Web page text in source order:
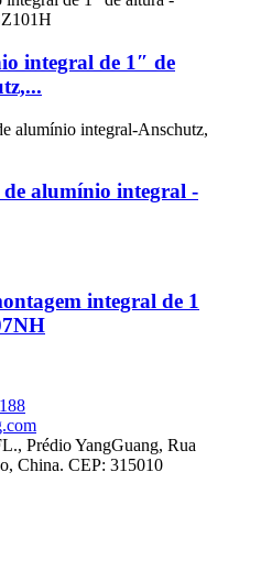
integral de 1″ de
alumínio integral -
integral de 1
Prédio YangGuang, Rua
China. CEP: 315010